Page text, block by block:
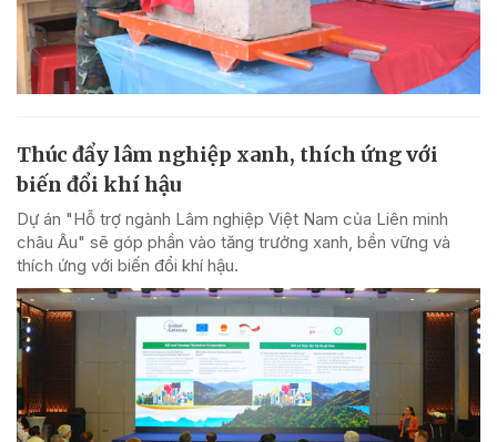
Thúc đẩy lâm nghiệp xanh, thích ứng với
biến đổi khí hậu
Dự án "Hỗ trợ ngành Lâm nghiệp Việt Nam của Liên minh
châu Âu" sẽ góp phần vào tăng trưởng xanh, bền vững và
thích ứng với biến đổi khí hậu.